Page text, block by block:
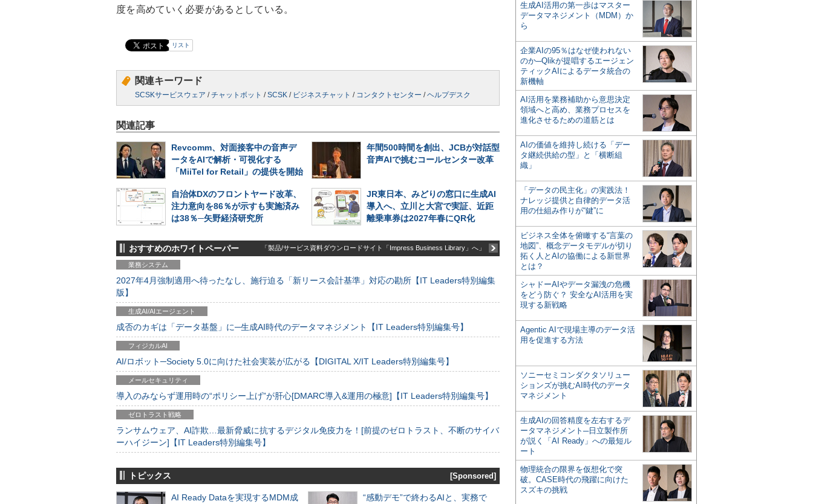
度を高めていく必要があるとしている。
リスト
関連キーワード
SCSKサービスウェア /チャットボット /SCSK / ビジネスチャット / コンタクトセンター /ヘルプデスク
関連記事
Revcomm、対面接客中の音声デ
ータをAIで解析・可視化する
「MiiTel for Retail」の提供を開始
年間500時間を創出、JCBが対話型
音声AIで挑むコールセンター改革
自治体DXのフロントヤード改革、
注力意向を86％が示すも実施済み
は38％─矢野経済研究所
JR東日本、みどりの窓口に生成AI
導入へ、立川と大宮で実証、近距
離乗車券は2027年春にQR化
おすすめのホワイトペーパー 「製品/サービス資料ダウンロードサイト「Impress Business Library」へ」
業務システム
2027年4月強制適用へ待ったなし、施行迫る「新リース会計基準」対応の勘所【IT Leaders特別編集
版】
生成AI/AIエージェント
成否のカギは「データ基盤」に─生成AI時代のデータマネジメント【IT Leaders特別編集号】
フィジカルAI
AI/ロボット─Society 5.0に向けた社会実装が広がる【DIGITAL X/IT Leaders特別編集号】
メールセキュリティ
導入のみならず運用時の“ポリシー上げ”が肝心[DMARC導入&運用の極意]【IT Leaders特別編集号】
ゼロトラスト戦略
ランサムウェア、AI詐欺…最新脅威に抗するデジタル免疫力を！[前提のゼロトラスト、不断のサイバ
ーハイジーン]【IT Leaders特別編集号】
トピックス [Sponsored]
AI Ready Dataを実現するMDM成
“感動デモ”で終わるAIと、実務で
生成AI活用の第一歩はマスター
データマネジメント（MDM）か
ら
企業AIの95％はなぜ使われない
のか─Qlikが提唱するエージェン
ティックAIによるデータ統合の
新機軸
AI活用を業務補助から意思決定
領域へと高め、業務プロセスを
進化させるための道筋とは
AIの価値を維持し続ける「デー
タ継続供給の型」と「横断組
織」
「データの民主化」の実践法！
ナレッジ提供と自律的データ活
用の仕組み作りが“鍵”に
ビジネス全体を俯瞰する“言葉の
地図”、概念データモデルが切り
拓く人とAIの協働による新世界
とは？
シャドーAIやデータ漏洩の危機
をどう防ぐ？ 安全なAI活用を実
現する新戦略
Agentic AIで現場主導のデータ活
用を促進する方法
ソニーセミコンダクタソリュー
ションズが挑むAI時代のデータ
マネジメント
生成AIの回答精度を左右するデ
ータマネジメント─日立製作所
が説く「AI Ready」への最短ル
ート
物理統合の限界を仮想化で突
破。CASE時代の飛躍に向けた
スズキの挑戦